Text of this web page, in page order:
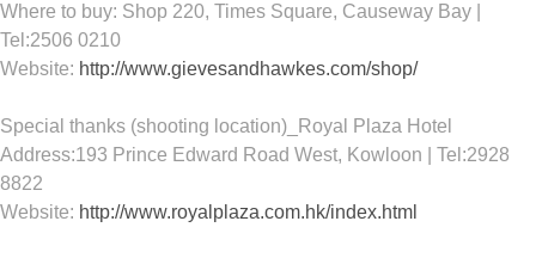
Where to buy: Shop 220, Times Square, Causeway Bay |
Tel:2506 0210
Website: http://www.gievesandhawkes.com/shop/
Special thanks (shooting location)_Royal Plaza Hotel
Address:193 Prince Edward Road West, Kowloon | Tel:2928
8822
Website: http://www.royalplaza.com.hk/index.html